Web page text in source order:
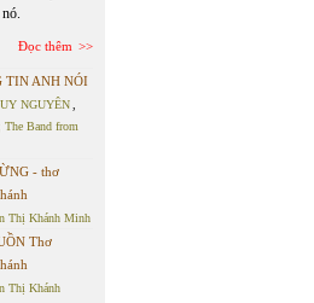
Đọc thêm
TIN ANH NÓI
NGUYÊN
Band from
- thơ
Thị Khánh Minh
Thơ
Thị Khánh